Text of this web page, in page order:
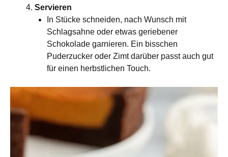
Servieren
In Stücke schneiden, nach Wunsch mit
Schlagsahne oder etwas geriebener
Schokolade garnieren. Ein bisschen
Puderzucker oder Zimt darüber passt auch gut
für einen herbstlichen Touch.